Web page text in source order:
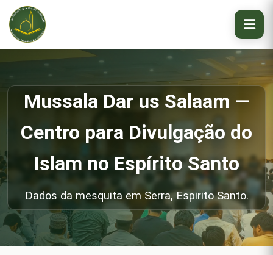
Mussala Dar us Salaam —
Centro para Divulgação do
Islam no Espírito Santo
Dados da mesquita em Serra, Espirito Santo.